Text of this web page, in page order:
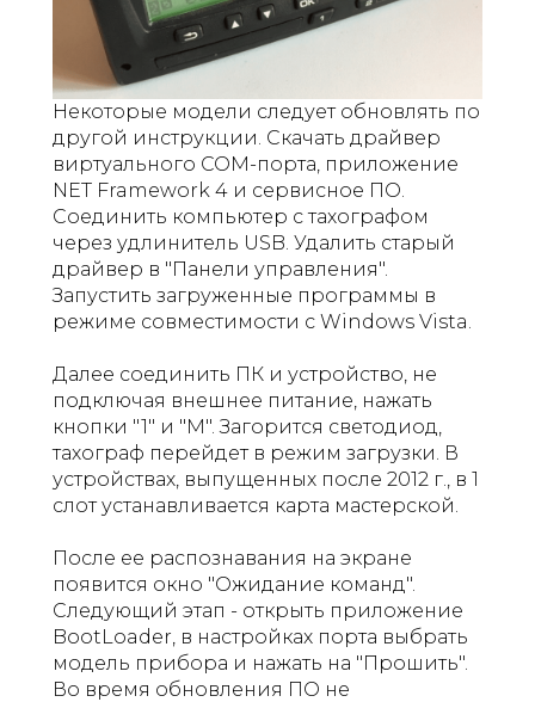
Некоторые модели следует обновлять по
другой инструкции. Скачать драйвер
виртуального COM-порта, приложение
NET Framework 4 и сервисное ПО.
Соединить компьютер с тахографом
через удлинитель USB. Удалить старый
драйвер в "Панели управления".
Запустить загруженные программы в
режиме совместимости с Windows Vista.
Далее соединить ПК и устройство, не
подключая внешнее питание, нажать
кнопки "1" и "М". Загорится светодиод,
тахограф перейдет в режим загрузки. В
устройствах, выпущенных после 2012 г., в 1
слот устанавливается карта мастерской.
После ее распознавания на экране
появится окно "Ожидание команд".
Следующий этап - открыть приложение
BootLoader, в настройках порта выбрать
модель прибора и нажать на "Прошить".
Во время обновления ПО не